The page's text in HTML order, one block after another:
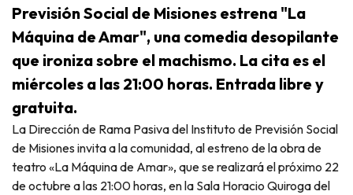
Previsión Social de Misiones estrena "La
Máquina de Amar", una comedia desopilante
que ironiza sobre el machismo. La cita es el
miércoles a las 21:00 horas. Entrada libre y
gratuita.
La Dirección de Rama Pasiva del Instituto de Previsión Social
de Misiones invita a la comunidad, al estreno de la obra de
teatro «La Máquina de Amar», que se realizará el próximo 22
de octubre a las 21:00 horas, en la Sala Horacio Quiroga del